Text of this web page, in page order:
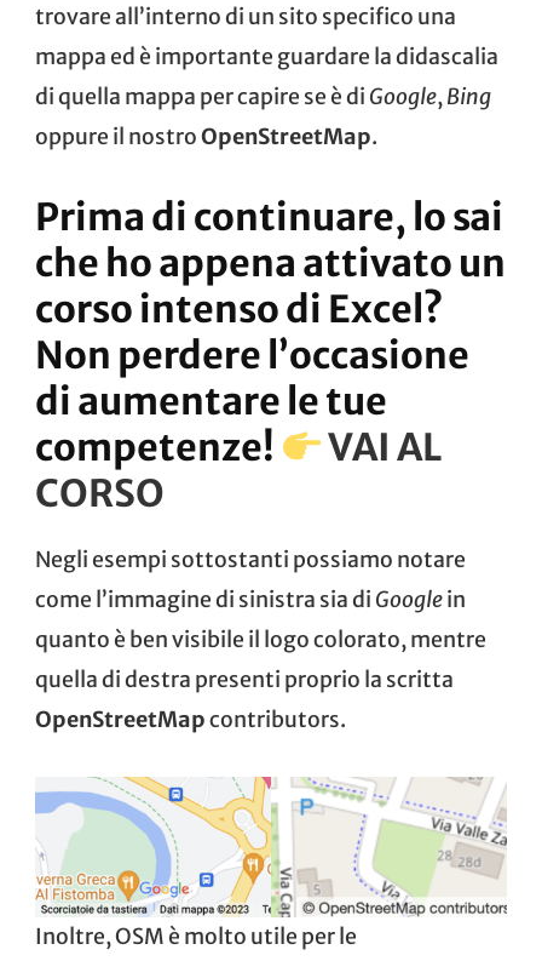
trovare all’interno di un sito specifico una
mappa ed è importante guardare la didascalia
di quella mappa per capire se è di Google,Bing
oppure il nostroOpenStreetMap.
Prima di continuare, lo sai
che ho appena attivato un
corso intenso di Excel?
Non perdere l’occasione
di aumentare le tue
competenze!
VAI AL
CORSO
Negli esempi sottostanti possiamo notare
come l’immagine di sinistra sia di Googlein
quanto è ben visibile il logo colorato, mentre
quella di destra presenti proprio la scritta
OpenStreetMapcontributors.
Inoltre, OSM è molto utile per le